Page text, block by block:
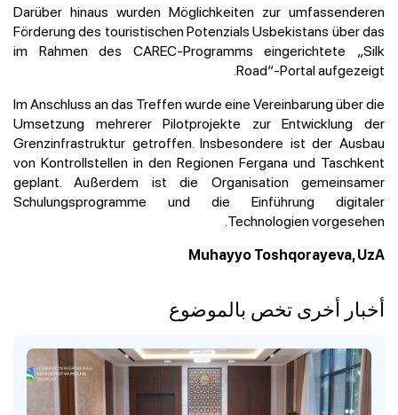
Darüber hinaus wurden Möglichkeiten zur umfassenderen
Förderung des touristischen Potenzials Usbekistans über das
im Rahmen des CAREC-Programms eingerichtete „Silk
Road“-Portal aufgezeigt.
Im Anschluss an das Treffen wurde eine Vereinbarung über die
Umsetzung mehrerer Pilotprojekte zur Entwicklung der
Grenzinfrastruktur getroffen. Insbesondere ist der Ausbau
von Kontrollstellen in den Regionen Fergana und Taschkent
geplant. Außerdem ist die Organisation gemeinsamer
Schulungsprogramme und die Einführung digitaler
Technologien vorgesehen.
Muhayyo Toshqorayeva, UzA
أخبار أخرى تخص بالموضوع